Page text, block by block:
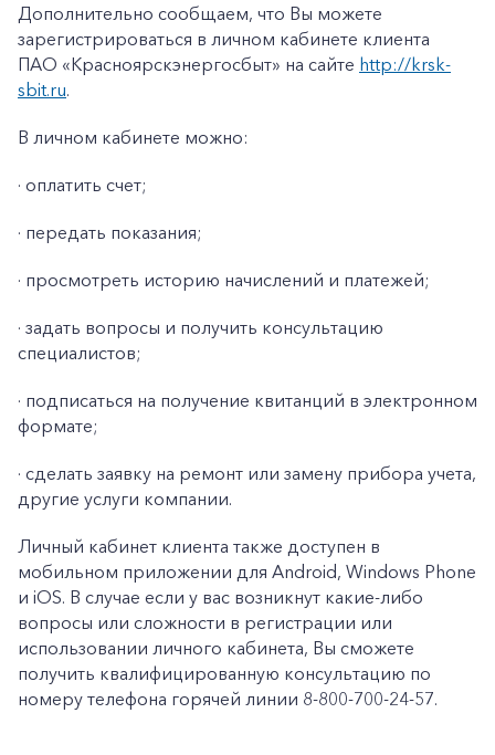
Заказать обратный звонок
Дополнительно сообщаем, что Вы можете
зарегистрироваться в личном кабинете клиента
ПАО «Красноярскэнергосбыт» на сайте http://krsk-
sbit.ru.
В личном кабинете можно:
· оплатить счет;
· передать показания;
· просмотреть историю начислений и платежей;
· задать вопросы и получить консультацию
специалистов;
· подписаться на получение квитанций в электронном
формате;
· сделать заявку на ремонт или замену прибора учета,
другие услуги компании.
Личный кабинет клиента также доступен в
мобильном приложении для Android, Windows Phone
и iOS. В случае если у вас возникнут какие-либо
вопросы или сложности в регистрации или
использовании личного кабинета, Вы сможете
получить квалифицированную консультацию по
номеру телефона горячей линии 8-800-700-24-57.